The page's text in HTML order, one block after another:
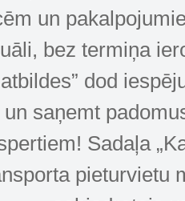
un
bez termiņa
dod
saņemt
Sadaļa
pieturvietu